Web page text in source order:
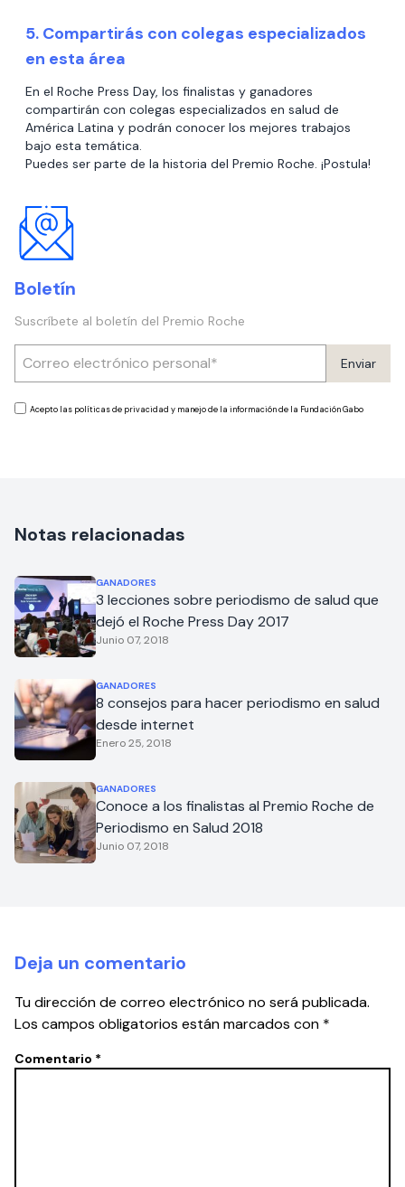
5. Compartirás con colegas especializados
en esta área
En el Roche Press Day, los finalistas y ganadores
compartirán con colegas especializados en salud de
América Latina y podrán conocer los mejores trabajos
bajo esta temática.
Puedes ser parte de la historia del Premio Roche. ¡Postula!
Boletín
Suscríbete al boletín del Premio Roche
Enviar
Acepto las políticas de privacidad y manejo de la información de la Fundación Gabo
Notas relacionadas
GANADORES
3 lecciones sobre periodismo de salud que
dejó el Roche Press Day 2017
Junio 07, 2018
GANADORES
8 consejos para hacer periodismo en salud
desde internet
Enero 25, 2018
GANADORES
Conoce a los finalistas al Premio Roche de
Periodismo en Salud 2018
Junio 07, 2018
Deja un comentario
Tu dirección de correo electrónico no será publicada.
Los campos obligatorios están marcados con *
Comentario *